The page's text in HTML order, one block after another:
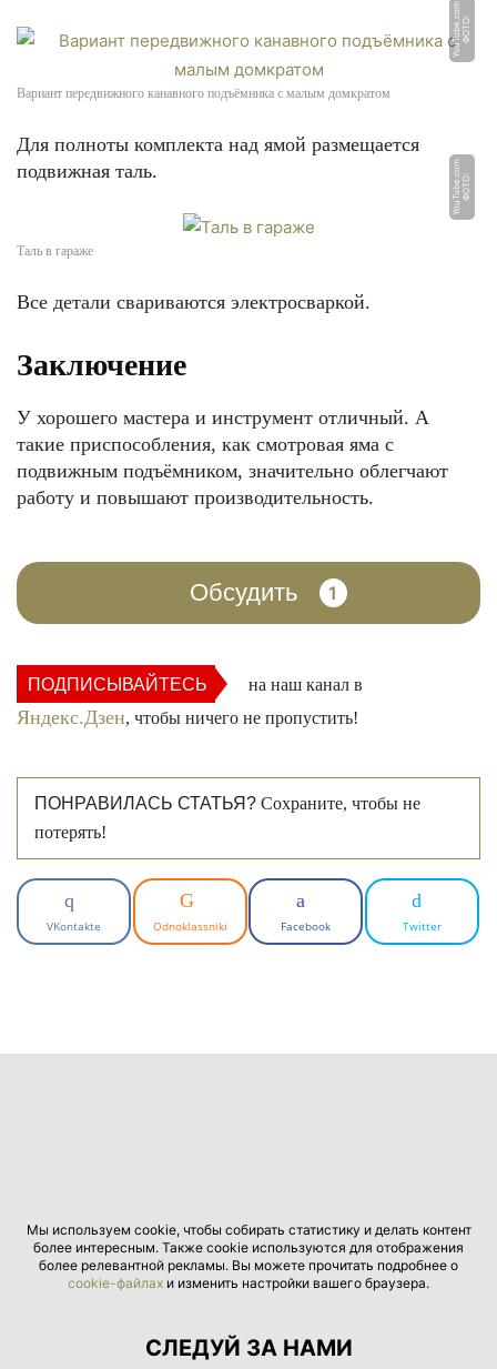
Ф
О
Т
О:
Y
o
u
T
u
b
e.
c
o
m
Вариант передвижного канавного подъёмника с малым домкратом
Для полноты комплекта над ямой размещается
подвижная таль.
Ф
О
Т
О:
Y
o
u
T
u
b
e.
c
o
m
Таль в гараже
Все детали свариваются электросваркой.
Заключение
У хорошего мастера и инструмент отличный. А
такие приспособления, как смотровая яма с
подвижным подъёмником, значительно облегчают
работу и повышают производительность.
Обсудить 1
ПОДПИСЫВАЙТЕСЬ на наш канал в
Яндекс.Дзен, чтобы ничего не пропустить!
ПОНРАВИЛАСЬ СТАТЬЯ? Сохраните, чтобы не
потерять!
VKontakte Odnoklassniki Facebook Twitter
Мы используем cookie, чтобы собирать статистику и делать контент
более интересным. Также cookie используются для отображения
более релевантной рекламы. Вы можете прочитать подробнее о
cookie-файлах и изменить настройки вашего браузера.
СЛЕДУЙ ЗА НАМИ